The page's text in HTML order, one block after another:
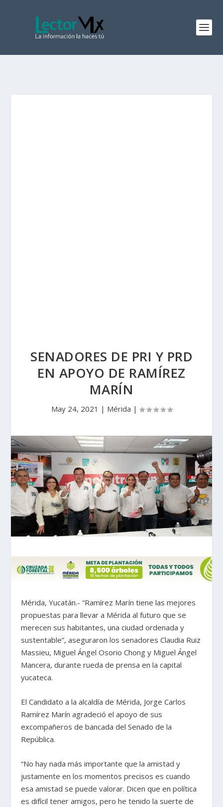
SENADORES DE PRI Y PRD
EN APOYO DE RAMÍREZ
MARÍN
May 24, 2021 | Mérida |
Mérida, Yucatán.- “Ramírez Marín tiene las mejores
propuestas para llevar a Mérida al futuro que se
merecen sus habitantes, una ciudad ordenada y
sustentable”, aseguraron los senadores Claudia Ruiz
Massieu, Miguel Ángel Osorio Chong y Miguel Ángel
Mancera, durante rueda de prensa en la capital
yucateca.
El Candidato a la alcaldía de Mérida, Jorge Carlos
Ramírez Marín agradeció el apoyo de sus
excompañeros de bancada del Senado de la
República.
“No hay nada más importante que la amistad y
justamente en los momentos precisos es cuando
esa amistad se puede valorar. Dicen que en política
es difícil tener amigos, pero he tenido la suerte de